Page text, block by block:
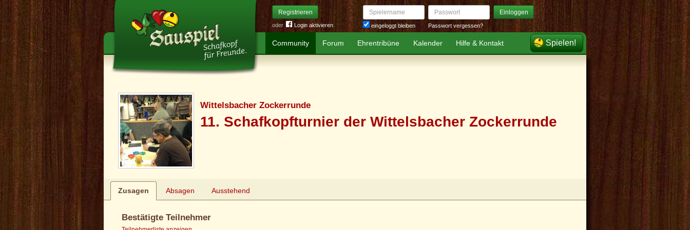
Registrieren
oder Login aktivieren
Spielername
eingeloggt bleiben
Passwort Einloggen
Passwort vergessen?
Community Forum Ehrentribüne Kalender Hilfe & Kontakt Spielen!
Wittelsbacher Zockerrunde
11. Schafkopfturnier der Wittelsbacher Zockerrunde
Zusagen Absagen Ausstehend
Bestätigte Teilnehmer